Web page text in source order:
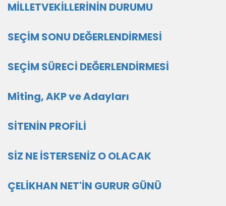
MİLLETVEKİLLERİNİN DURUMU
SEÇİM SONU DEĞERLENDİRMESİ
SEÇİM SÜRECİ DEĞERLENDİRMESİ
Miting, AKP ve Adayları
SİTENİN PROFİLİ
SİZ NE İSTERSENİZ O OLACAK
ÇELİKHAN NET'İN GURUR GÜNÜ